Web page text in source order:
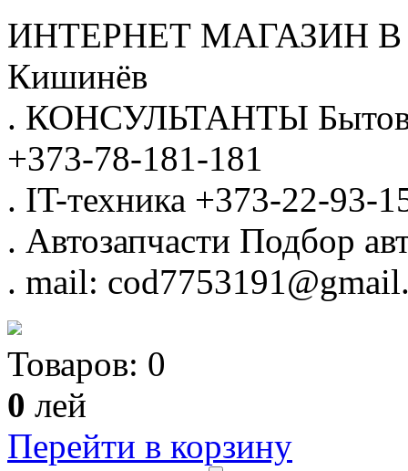
ИНТЕРНЕТ МАГАЗИН
Кишинёв
. КОНСУЛЬТАНТЫ
+373-78-181-181
. IT-техника +373-22-93-
. Автозапчасти Подбор
. mail:
Товаров: 0
0 лей
Перейти в корзину